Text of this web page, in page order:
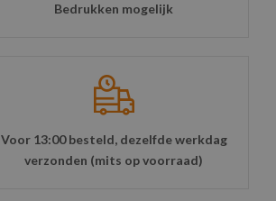
Bedrukken mogelijk
Voor 13:00 besteld, dezelfde werkdag
verzonden (mits op voorraad)